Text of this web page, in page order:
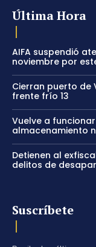
Última Hora
AIFA suspendió
noviembre por
Cierran puerto de
frente frío 13
Vuelve a
almacenamiento
Detienen al
delitos de
Suscríbete